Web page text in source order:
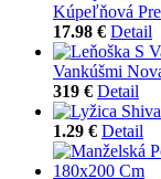
Kúpeľňová
17.98 € Detail
Vankúšmi
319 € Detail
1.29 € Detail